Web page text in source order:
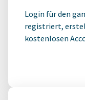
Login für den
registriert,
kostenlosen